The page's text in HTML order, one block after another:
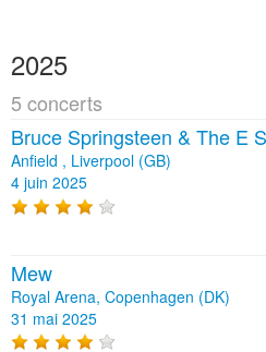
2025
5 concerts
Bruce Springsteen & The E
Anfield , Liverpool (GB)
4 juin 2025
Mew
Royal Arena, Copenhagen (DK)
31 mai 2025